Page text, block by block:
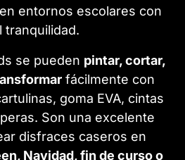
entornos escolares con
tranquilidad.
se pueden pintar, cortar,
fácilmente con
goma EVA, cintas
Son una excelente
disfraces caseros en
Navidad, fin de curso o